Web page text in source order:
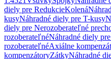
diely pre RedukcieKolená
kusyNáhradné diely pre T-kusy
diely pre Nerozoberateľné
rozoberateľnéNáhradné diely
rozoberateľnéAxiálne
kompenzátoryZátkyNáhradné